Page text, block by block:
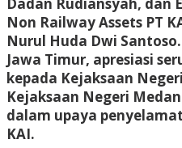
Non Railway Assets PT
Nurul Huda Dwi
Jawa Timur, apresiasi
kepada Kejaksaan
Kejaksaan Negeri
dalam upaya
KAI.